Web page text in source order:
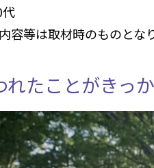
容等は取材時のものとな
れたことがきっ